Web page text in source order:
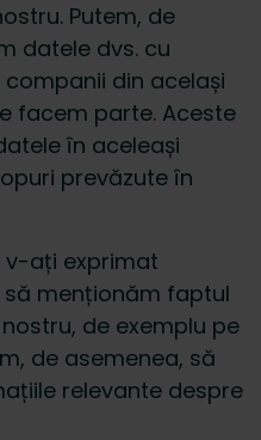
Putem, de
datele dvs. cu
din același
facem parte. Aceste
în aceleași
prevăzute în
v-ați exprimat
menționăm faptul
de exemplu pe
de asemenea, să
relevante despre